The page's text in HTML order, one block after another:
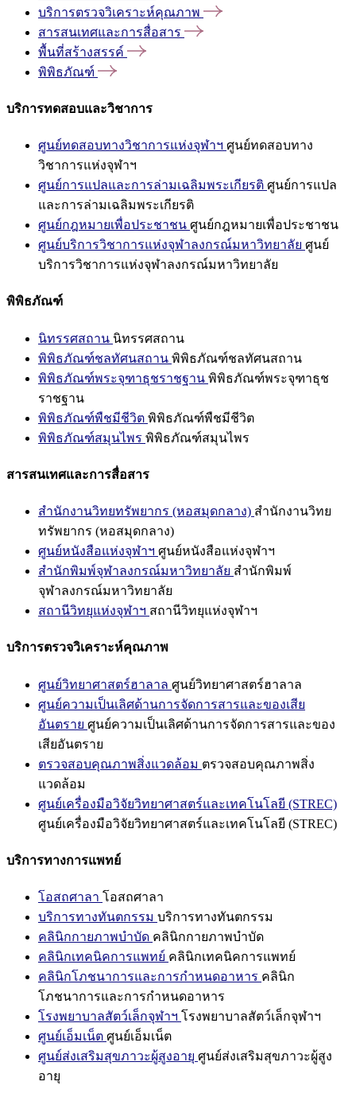
บริการตรวจวิเคราะห์คุณภาพ
สารสนเทศและการสื่อสาร
พื้นที่สร้างสรรค์
พิพิธภัณฑ์
บริการทดสอบและวิชาการ
ศูนย์ทดสอบทางวิชาการแห่งจุฬาฯ ศูนย์ทดสอบทาง
วิชาการแห่งจุฬาฯ
ศูนย์การแปลและการล่ามเฉลิมพระเกียรติ ศูนย์การแปล
และการล่ามเฉลิมพระเกียรติ
ศูนย์กฎหมายเพื่อประชาชน ศูนย์กฎหมายเพื่อประชาชน
ศูนย์บริการวิชาการแห่งจุฬาลงกรณ์มหาวิทยาลัย ศูนย์
บริการวิชาการแห่งจุฬาลงกรณ์มหาวิทยาลัย
พิพิธภัณฑ์
นิทรรศสถาน นิทรรศสถาน
พิพิธภัณฑ์ชลทัศนสถาน พิพิธภัณฑ์ชลทัศนสถาน
พิพิธภัณฑ์พระจุฑาธุชราชฐาน พิพิธภัณฑ์พระจุฑาธุช
ราชฐาน
พิพิธภัณฑ์พืชมีชีวิต พิพิธภัณฑ์พืชมีชีวิต
พิพิธภัณฑ์สมุนไพร พิพิธภัณฑ์สมุนไพร
สารสนเทศและการสื่อสาร
สำนักงานวิทยทรัพยากร (หอสมุดกลาง) สำนักงานวิทย
ทรัพยากร (หอสมุดกลาง)
ศูนย์หนังสือแห่งจุฬาฯ ศูนย์หนังสือแห่งจุฬาฯ
สำนักพิมพ์จุฬาลงกรณ์มหาวิทยาลัย สำนักพิมพ์
จุฬาลงกรณ์มหาวิทยาลัย
สถานีวิทยุแห่งจุฬาฯ สถานีวิทยุแห่งจุฬาฯ
บริการตรวจวิเคราะห์คุณภาพ
ศูนย์วิทยาศาสตร์ฮาลาล ศูนย์วิทยาศาสตร์ฮาลาล
ศูนย์ความเป็นเลิศด้านการจัดการสารและของเสีย
อันตราย ศูนย์ความเป็นเลิศด้านการจัดการสารและของ
เสียอันตราย
ตรวจสอบคุณภาพสิ่งแวดล้อม ตรวจสอบคุณภาพสิ่ง
แวดล้อม
ศูนย์เครื่องมือวิจัยวิทยาศาสตร์และเทคโนโลยี (STREC)
ศูนย์เครื่องมือวิจัยวิทยาศาสตร์และเทคโนโลยี (STREC)
บริการทางการแพทย์
โอสถศาลา โอสถศาลา
บริการทางทันตกรรม บริการทางทันตกรรม
คลินิกกายภาพบำบัด คลินิกกายภาพบำบัด
คลินิกเทคนิคการแพทย์ คลินิกเทคนิคการแพทย์
คลินิกโภชนาการและการกำหนดอาหาร คลินิก
โภชนาการและการกำหนดอาหาร
โรงพยาบาลสัตว์เล็กจุฬาฯ โรงพยาบาลสัตว์เล็กจุฬาฯ
ศูนย์เอ็มเน็ต ศูนย์เอ็มเน็ต
ศูนย์ส่งเสริมสุขภาวะผู้สูงอายุ ศูนย์ส่งเสริมสุขภาวะผู้สูง
อายุ